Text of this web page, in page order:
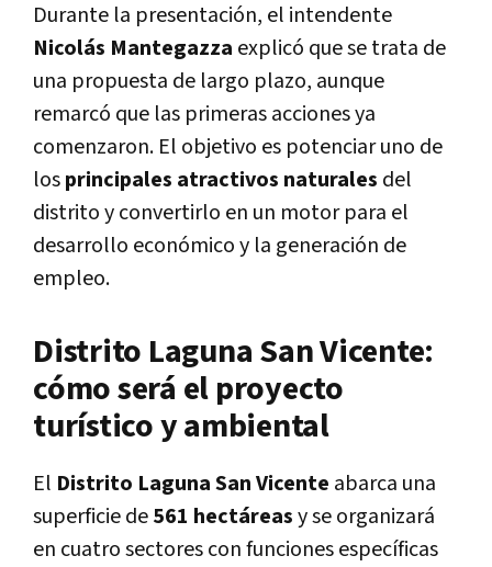
Durante la presentación, el intendente
Nicolás Mantegazza explicó que se trata de
una propuesta de largo plazo, aunque
remarcó que las primeras acciones ya
comenzaron. El objetivo es potenciar uno de
losprincipales atractivos naturales del
distrito y convertirlo en un motor para el
desarrollo económico y la generación de
empleo.
Distrito Laguna San Vicente:
cómo será el proyecto
turístico y ambiental
El Distrito Laguna San Vicente abarca una
superficie de561 hectáreasy se organizará
en cuatro sectores con funciones específicas